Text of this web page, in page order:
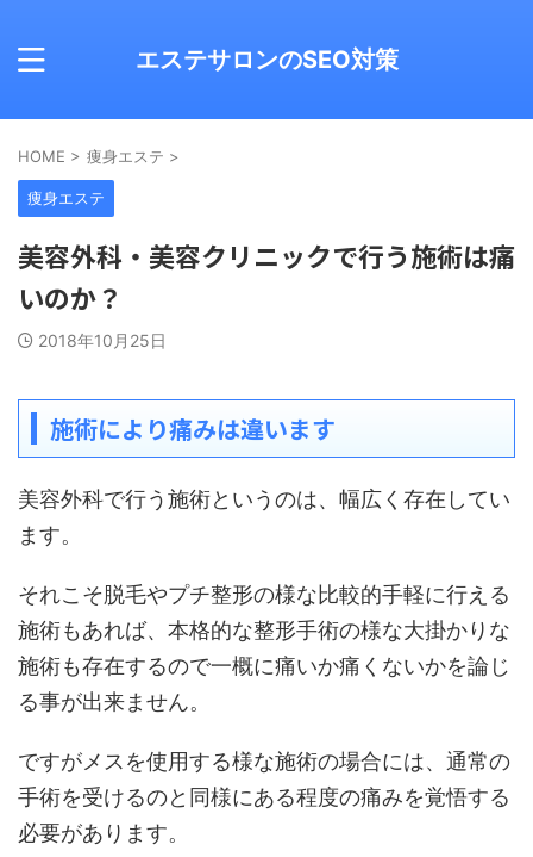
エステサロンのSEO対策
HOME > 痩身エステ >
痩身エステ
美容外科・美容クリニックで行う施術は痛
いのか？
2018年10月25日
施術により痛みは違います
美容外科で行う施術というのは、幅広く存在してい
ます。
それこそ脱毛やプチ整形の様な比較的手軽に行える
施術もあれば、本格的な整形手術の様な大掛かりな
施術も存在するので一概に痛いか痛くないかを論じ
る事が出来ません。
ですがメスを使用する様な施術の場合には、通常の
手術を受けるのと同様にある程度の痛みを覚悟する
必要があります。